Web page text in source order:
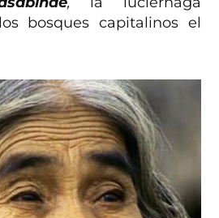
bosques capitalinos el